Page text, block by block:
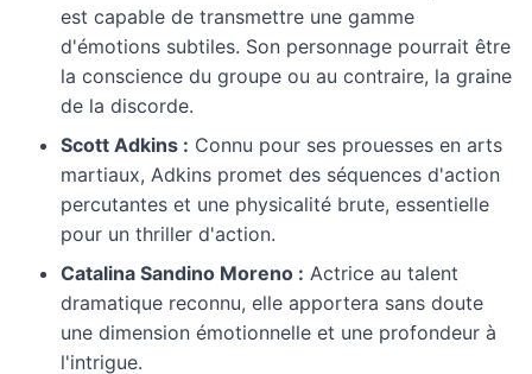
est capable de transmettre une gamme
d'émotions subtiles. Son personnage pourrait être
la conscience du groupe ou au contraire, la graine
de la discorde.
Scott Adkins : Connu pour ses prouesses en arts
martiaux, Adkins promet des séquences d'action
percutantes et une physicalité brute, essentielle
pour un thriller d'action.
Catalina Sandino Moreno : Actrice au talent
dramatique reconnu, elle apportera sans doute
une dimension émotionnelle et une profondeur à
l'intrigue.